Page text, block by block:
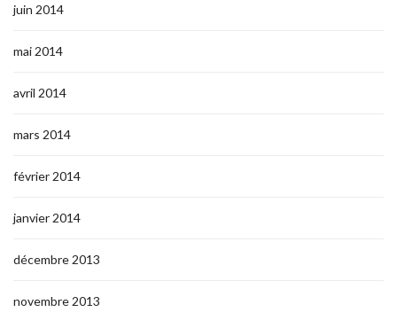
juin 2014
mai 2014
avril 2014
mars 2014
février 2014
janvier 2014
décembre 2013
novembre 2013